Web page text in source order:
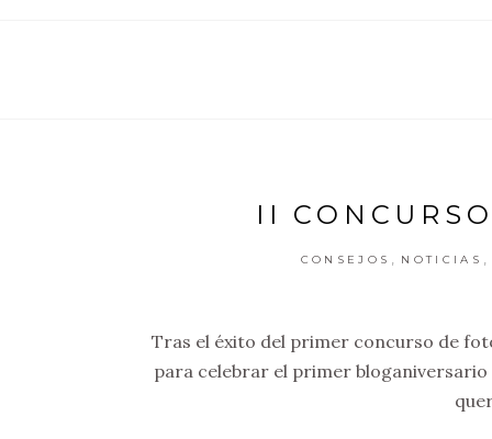
II
CONSEJOS NOTICIAS
Tras el éxito del primer concurso de
para celebrar el primer bloganiversario